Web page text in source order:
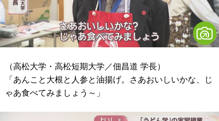
（高松大学・高松短期大学／佃昌道 学長）
「あんこと大根と人参と油揚げ。さあおいしいかな、じ
ゃあ食べてみましょう～」